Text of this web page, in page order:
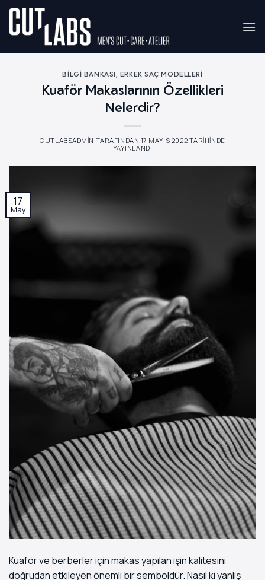
İçeriğe
BILGI BANKASI, ERKEK SAÇ MODELLERI
Kuaför Makaslarının Özellikleri
Nelerdir?
CUTLABSADMIN TARAFINDAN 17 MAYIS 2022 TARIHINDE
YAYINLANDI
17
May
Kuaför ve berberler için makas yapılan işin kalitesini
doğrudan etkileyen önemli bir semboldür. Nasıl ki yanlış